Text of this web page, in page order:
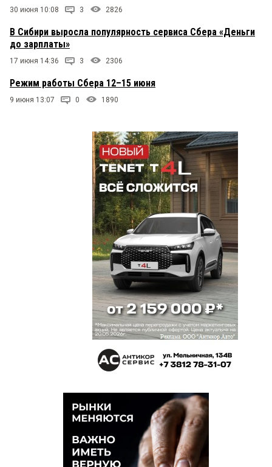
30 июня 10:08 3 2826
В Сибири выросла популярность сервиса Сбера «Деньги
до зарплаты»
17 июня 14:36 3 2306
Режим работы Сбера 12–15 июня
9 июня 13:07 0 1890